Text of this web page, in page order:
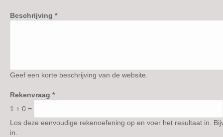
Beschrijving *
Geef een korte beschrijving van de website.
Rekenvraag *
1 + 0 =
Los deze eenvoudige rekenoefening op en voer het resultaat in.
in.